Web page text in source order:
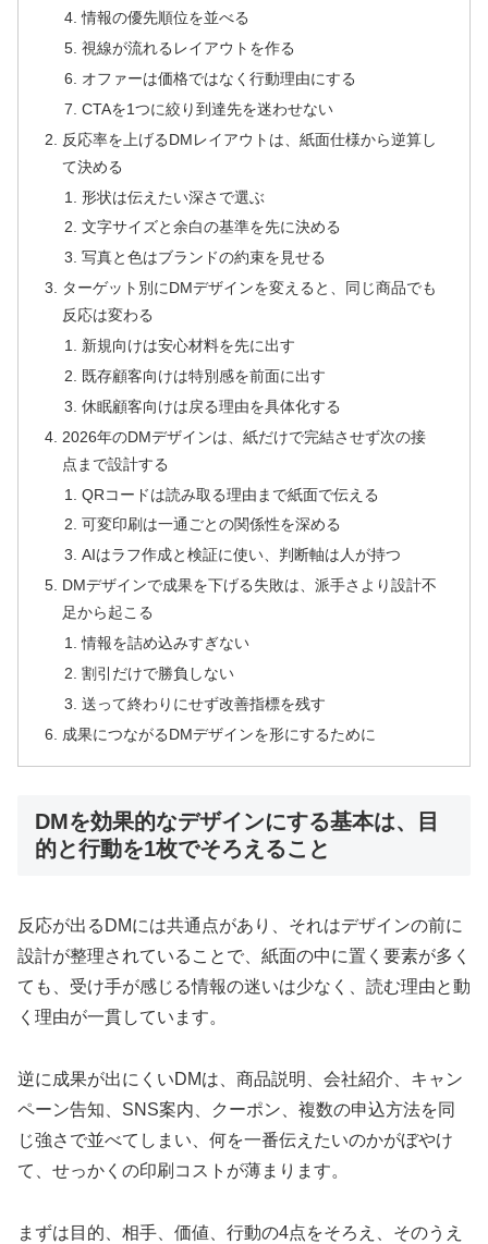
情報の優先順位を並べる
視線が流れるレイアウトを作る
オファーは価格ではなく行動理由にする
CTAを1つに絞り到達先を迷わせない
反応率を上げるDMレイアウトは、紙面仕様から逆算し
て決める
形状は伝えたい深さで選ぶ
文字サイズと余白の基準を先に決める
写真と色はブランドの約束を見せる
ターゲット別にDMデザインを変えると、同じ商品でも
反応は変わる
新規向けは安心材料を先に出す
既存顧客向けは特別感を前面に出す
休眠顧客向けは戻る理由を具体化する
2026年のDMデザインは、紙だけで完結させず次の接
点まで設計する
QRコードは読み取る理由まで紙面で伝える
可変印刷は一通ごとの関係性を深める
AIはラフ作成と検証に使い、判断軸は人が持つ
DMデザインで成果を下げる失敗は、派手さより設計不
足から起こる
情報を詰め込みすぎない
割引だけで勝負しない
送って終わりにせず改善指標を残す
成果につながるDMデザインを形にするために
DMを効果的なデザインにする基本は、目
的と行動を1枚でそろえること
反応が出るDMには共通点があり、それはデザインの前に
設計が整理されていることで、紙面の中に置く要素が多く
ても、受け手が感じる情報の迷いは少なく、読む理由と動
く理由が一貫しています。
逆に成果が出にくいDMは、商品説明、会社紹介、キャン
ペーン告知、SNS案内、クーポン、複数の申込方法を同
じ強さで並べてしまい、何を一番伝えたいのかがぼやけ
て、せっかくの印刷コストが薄まります。
まずは目的、相手、価値、行動の4点をそろえ、そのうえ